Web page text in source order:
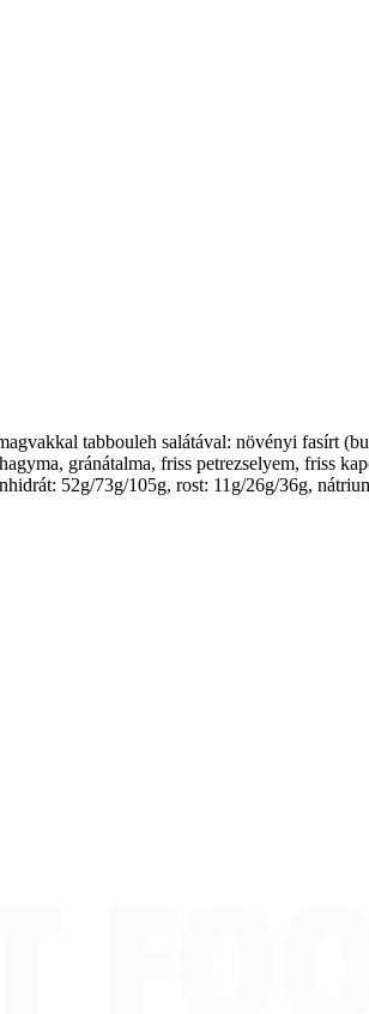
tabbouleh salátával: növényi fasírt
gránátalma, friss petrezselyem, friss
52g/73g/105g, rost: 11g/26g/36g,